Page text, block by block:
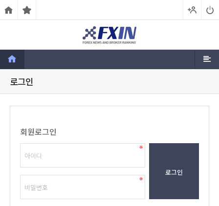
로그인
회원로그인
로그인